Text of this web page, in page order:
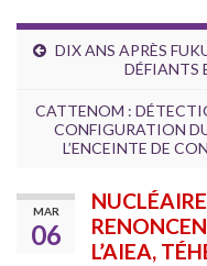
DIX ANS APRÈS
DÉFIANTS
CATTENOM :
CONFIGURATION
L’ENCEINTE DE
MAR
06
L’AIEA,